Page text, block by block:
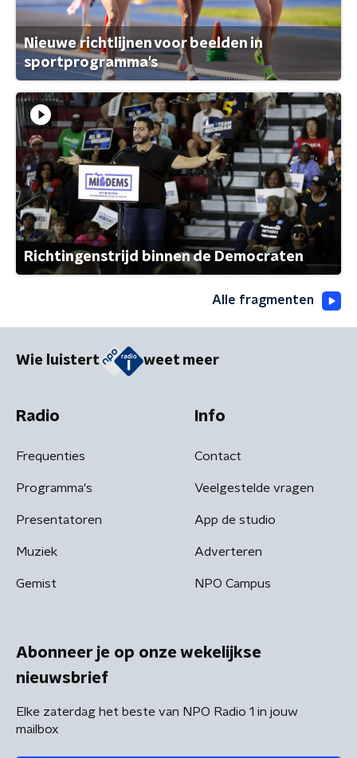
Nieuwe richtlijnen voor beelden in
sportprogramma's
Richtingenstrijd binnen de Democraten
Alle fragmenten
Wie luistert weet meer
Radio
Frequenties
Programma's
Presentatoren
Muziek
Gemist
Info
Contact
Veelgestelde vragen
App de studio
Adverteren
NPO Campus
Abonneer je op onze wekelijkse
nieuwsbrief
Elke zaterdag het beste van NPO Radio 1 in jouw
mailbox